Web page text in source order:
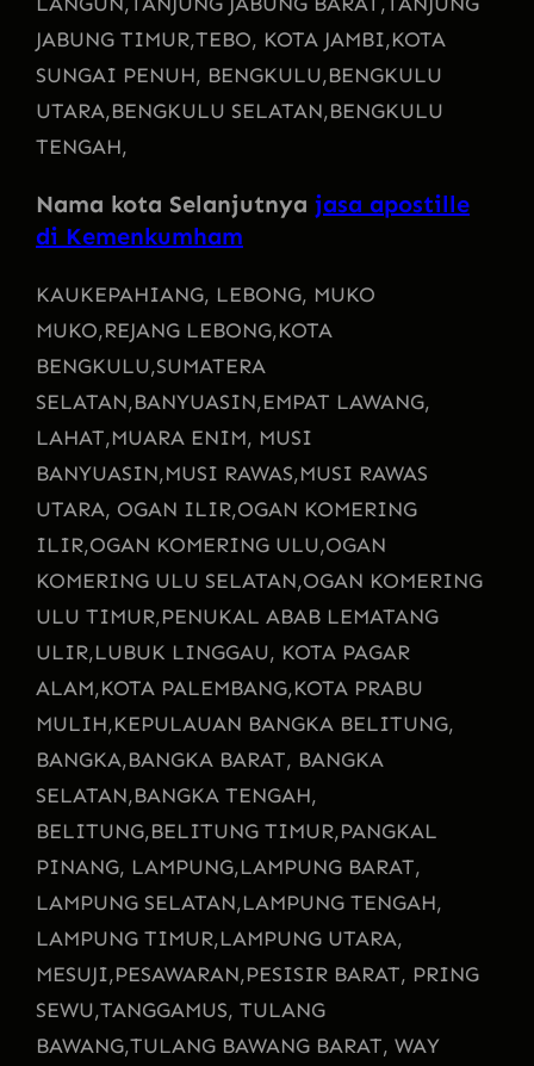
JABUNG TIMUR,TEBO, KOTA JAMBI,KOTA
SUNGAI PENUH, BENGKULU,BENGKULU
UTARA,BENGKULU SELATAN,BENGKULU
TENGAH,
Nama kota Selanjutnya jasa apostille
di Kemenkumham
KAUKEPAHIANG, LEBONG, MUKO
MUKO,REJANG LEBONG,KOTA
BENGKULU,SUMATERA
SELATAN,BANYUASIN,EMPAT LAWANG,
LAHAT,MUARA ENIM, MUSI
BANYUASIN,MUSI RAWAS,MUSI RAWAS
UTARA, OGAN ILIR,OGAN KOMERING
ILIR,OGAN KOMERING ULU,OGAN
KOMERING ULU SELATAN,OGAN KOMERING
ULU TIMUR,PENUKAL ABAB LEMATANG
ULIR,LUBUK LINGGAU, KOTA PAGAR
ALAM,KOTA PALEMBANG,KOTA PRABU
MULIH,KEPULAUAN BANGKA BELITUNG,
BANGKA,BANGKA BARAT, BANGKA
SELATAN,BANGKA TENGAH,
BELITUNG,BELITUNG TIMUR,PANGKAL
PINANG, LAMPUNG,LAMPUNG BARAT,
LAMPUNG SELATAN,LAMPUNG TENGAH,
LAMPUNG TIMUR,LAMPUNG UTARA,
MESUJI,PESAWARAN,PESISIR BARAT, PRING
SEWU,TANGGAMUS, TULANG
BAWANG,TULANG BAWANG BARAT, WAY